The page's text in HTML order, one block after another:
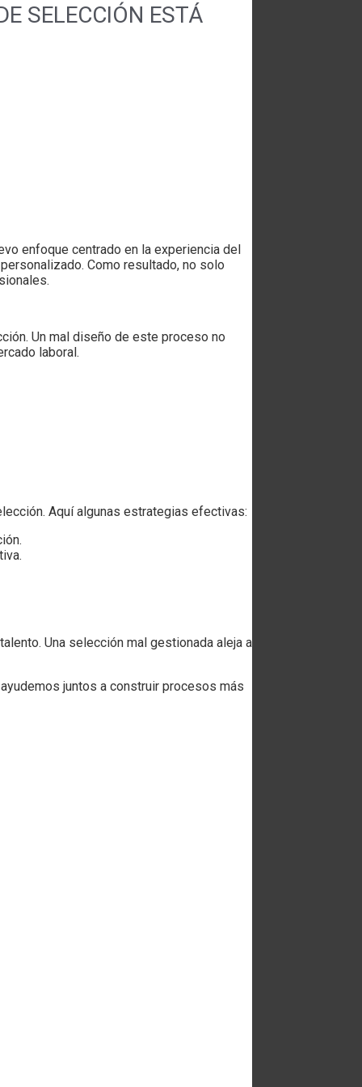
SELECCIÓN ESTÁ
enfoque centrado en la experiencia del
Como resultado, no solo
Un mal diseño de este proceso no
laboral.
Aquí algunas estrategias efectivas:
Una selección mal gestionada aleja a
juntos a construir procesos más